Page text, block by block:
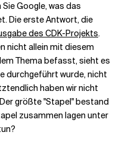
Google, was das
Die erste Antwort, die
des CDK-Projekts.
nicht allein mit diesem
Thema befasst, sieht es
durchgeführt wurde, nicht
haben wir nicht
größte "Stapel" bestand
zusammen lagen unter